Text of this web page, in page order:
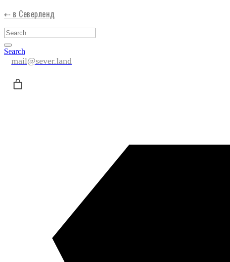
⇠ в Северленд
Search
mail@sever.land